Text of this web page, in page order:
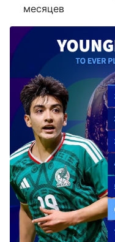
месяцев